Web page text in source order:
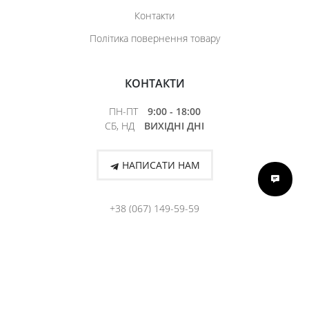
Контакти
Політика повернення товару
КОНТАКТИ
ПН-ПТ
9:00 - 18:00
СБ, НД
ВИХІДНІ ДНІ
НАПИСАТИ НАМ
+38 (067) 149-59-59